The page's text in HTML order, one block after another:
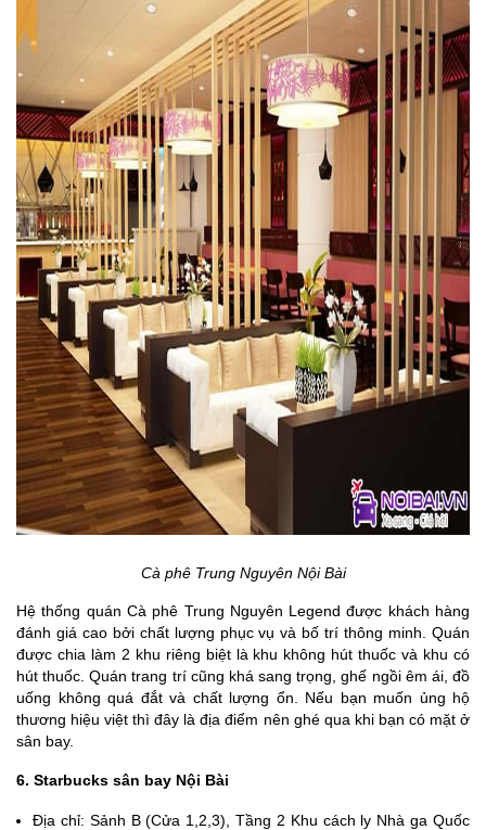
Cà phê Trung Nguyên Nội Bài
Hệ thống quán Cà phê Trung Nguyên Legend được khách hàng
đánh giá cao bởi chất lượng phục vụ và bố trí thông minh. Quán
được chia làm 2 khu riêng biệt là khu không hút thuốc và khu có
hút thuốc. Quán trang trí cũng khá sang trọng, ghế ngồi êm ái, đồ
uống không quá đắt và chất lượng ổn. Nếu bạn muốn ủng hộ
thương hiệu việt thì đây là địa điểm nên ghé qua khi bạn có mặt ở
sân bay.
6. Starbucks sân bay Nội Bài
Địa chỉ: Sảnh B (Cửa 1,2,3), Tầng 2 Khu cách ly Nhà ga Quốc